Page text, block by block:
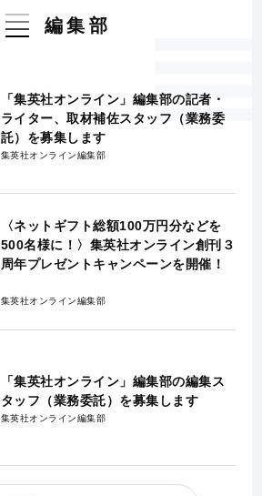
編集部
「集英社オンライン」編集部の記者・
ライター、取材補佐スタッフ（業務委
託）を募集します
集英社オンライン編集部
〈ネットギフト総額100万円分などを
500名様に！〉集英社オンライン創刊３
周年プレゼントキャンペーンを開催！
集英社オンライン編集部
「集英社オンライン」編集部の編集ス
タッフ（業務委託）を募集します
集英社オンライン編集部